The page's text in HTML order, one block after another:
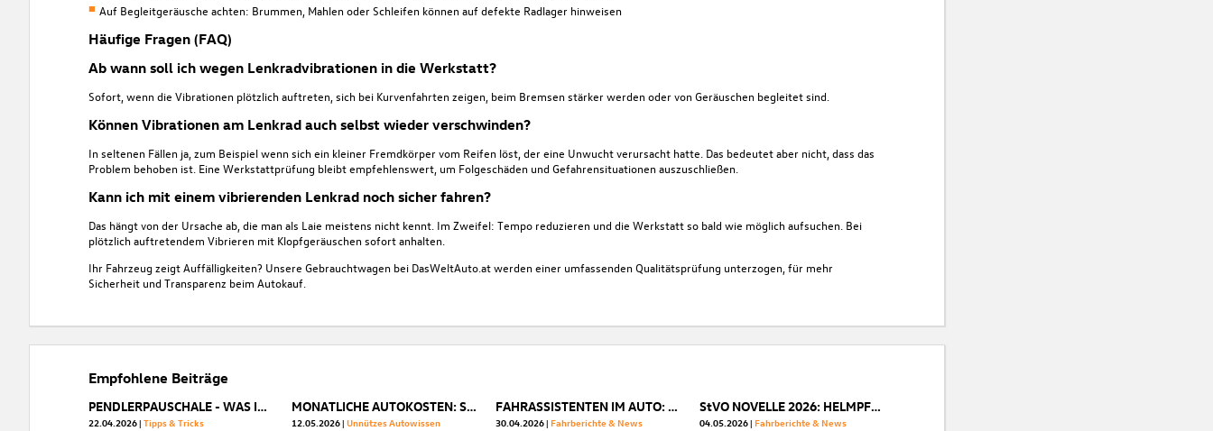
Auf Begleitgeräusche achten: Brummen, Mahlen oder Schleifen können auf defekte Radlager hinweisen
Häufige Fragen (FAQ)
Ab wann soll ich wegen Lenkradvibrationen in die Werkstatt?
Sofort, wenn die Vibrationen plötzlich auftreten, sich bei Kurvenfahrten zeigen, beim Bremsen stärker werden oder von Geräuschen begleitet sind.
Können Vibrationen am Lenkrad auch selbst wieder verschwinden?
In seltenen Fällen ja, zum Beispiel wenn sich ein kleiner Fremdkörper vom Reifen löst, der eine Unwucht verursacht hatte. Das bedeutet aber nicht, dass das
Problem behoben ist. Eine Werkstattprüfung bleibt empfehlenswert, um Folgeschäden und Gefahrensituationen auszuschließen.
Kann ich mit einem vibrierenden Lenkrad noch sicher fahren?
Das hängt von der Ursache ab, die man als Laie meistens nicht kennt. Im Zweifel: Tempo reduzieren und die Werkstatt so bald wie möglich aufsuchen. Bei
plötzlich auftretendem Vibrieren mit Klopfgeräuschen sofort anhalten.
Ihr Fahrzeug zeigt Auffälligkeiten? Unsere Gebrauchtwagen bei DasWeltAuto.atwerden einer umfassenden Qualitätsprüfung unterzogen, für mehr
Sicherheit und Transparenz beim Autokauf.
Empfohlene Beiträge
PENDLERPAUSCHALE - WAS IHNEN ZUSTEHT
22.04.2026 Tipps & Tricks
MONATLICHE AUTOKOSTEN: SO TEUER IST IHR AUTO WIRKLICH
12.05.2026 Unnützes Autowissen
FAHRASSISTENTEN IM AUTO: WELCHE SYSTEME WIRKLICH NÜTZEN
30.04.2026 Fahrberichte & News
StVO NOVELLE 2026: HELMPFLICHT, NEUE E-SCOOTER REGELN & STRAFEN AB 01. MAI
04.05.2026 Fahrberichte & News